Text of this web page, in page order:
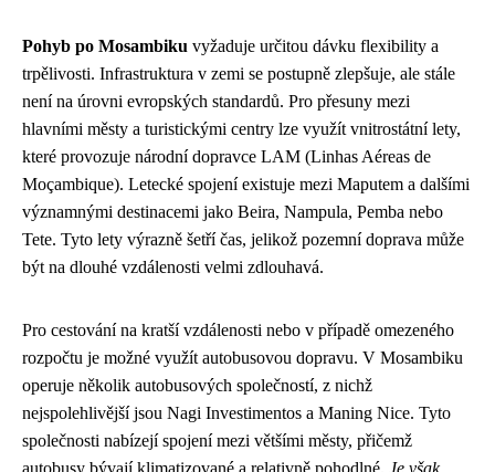
Pohyb po Mosambiku vyžaduje určitou dávku flexibility a
trpělivosti. Infrastruktura v zemi se postupně zlepšuje, ale stále
není na úrovni evropských standardů. Pro přesuny mezi
hlavními městy a turistickými centry lze využít vnitrostátní lety,
které provozuje národní dopravce LAM (Linhas Aéreas de
Moçambique). Letecké spojení existuje mezi Maputem a dalšími
významnými destinacemi jako Beira, Nampula, Pemba nebo
Tete. Tyto lety výrazně šetří čas, jelikož pozemní doprava může
být na dlouhé vzdálenosti velmi zdlouhavá.
Pro cestování na kratší vzdálenosti nebo v případě omezeného
rozpočtu je možné využít autobusovou dopravu. V Mosambiku
operuje několik autobusových společností, z nichž
nejspolehlivější jsou Nagi Investimentos a Maning Nice. Tyto
společnosti nabízejí spojení mezi většími městy, přičemž
autobusy bývají klimatizované a relativně pohodlné. Je však